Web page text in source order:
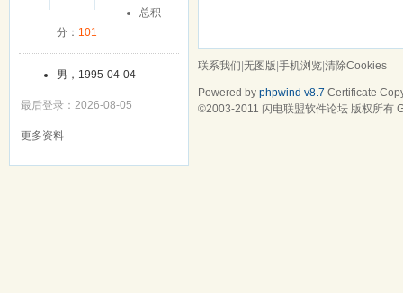
总积
分： 101
男，1995-04-04
最后登录：2026-08-05
更多资料
联系我们|无图版|手机浏览|清除Cookies
Powered by phpwind v8.7 Certificate
©2003-2011 闪电联盟软件论坛 版权所有